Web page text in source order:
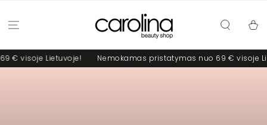
Lietuvoje! Nemokamas pristatymas nuo 69 € visoje